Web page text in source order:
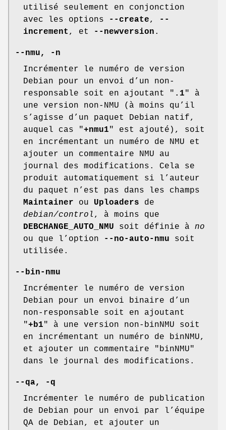
utilisé seulement en conjonction
avec les options
--create,
--
increment , et --newversion .
--nmu,
-n
Incrémenter le numéro de version
Debian pour un envoi d’un non-
responsable soit en ajoutant " .1" à
une version non-NMU (à moins qu’il
s’agisse d’un paquet Debian natif,
auquel cas "+nmu1" est ajouté), soit
en incrémentant un numéro de NMU et
ajouter un commentaire NMU au
journal des modifications. Cela se
produit automatiquement si l’auteur
du paquet n’est pas dans les champs
Maintainer ou Uploaders de
debian/control , à moins que
DEBCHANGE_AUTO_NMU soit définie à no
ou que l’option
--no-auto-nmu soit
utilisée.
--bin-nmu
Incrémenter le numéro de version
Debian pour un envoi binaire d’un
non-responsable soit en ajoutant
"+b1" à une version non-binNMU soit
en incrémentant un numéro de binNMU,
et ajouter un commentaire "binNMU"
dans le journal des modifications.
--qa,
-q
Incrémenter le numéro de publication
de Debian pour un envoi par l’équipe
QA de Debian, et ajouter un